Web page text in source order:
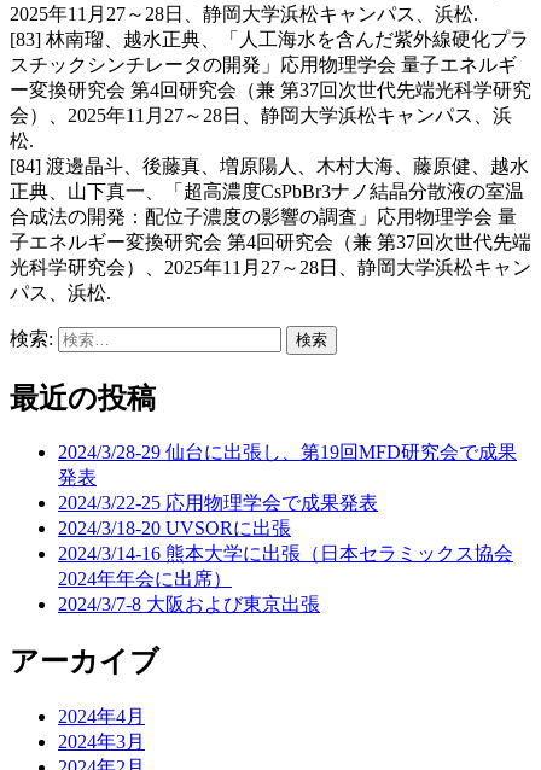
2025年11月27～28日、静岡大学浜松キャンパス、浜松.
[83] 林南瑠、越水正典、「人工海水を含んだ紫外線硬化プラ
スチックシンチレータの開発」応用物理学会 量子エネルギ
ー変換研究会 第4回研究会（兼 第37回次世代先端光科学研究
会）、2025年11月27～28日、静岡大学浜松キャンパス、浜
松.
[84] 渡邊晶斗、後藤真、増原陽人、木村大海、藤原健、越水
正典、山下真一、「超高濃度CsPbBr3ナノ結晶分散液の室温
合成法の開発：配位子濃度の影響の調査」応用物理学会 量
子エネルギー変換研究会 第4回研究会（兼 第37回次世代先端
光科学研究会）、2025年11月27～28日、静岡大学浜松キャン
パス、浜松.
検索:
最近の投稿
2024/3/28-29 仙台に出張し、第19回MFD研究会で成果
発表
2024/3/22-25 応用物理学会で成果発表
2024/3/18-20 UVSORに出張
2024/3/14-16 熊本大学に出張（日本セラミックス協会
2024年年会に出席）
2024/3/7-8 大阪および東京出張
アーカイブ
2024年4月
2024年3月